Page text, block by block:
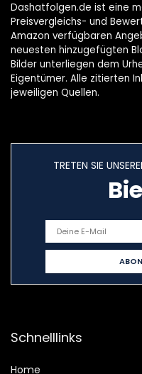
Dashatfolgen.de ist eine
Preisvergleichs- und
Amazon verfügbaren
neuesten hinzugefügten
Bilder unterliegen dem
Eigentümer. Alle zitierten
jeweiligen Quellen.
TRETEN SIE
Schnelllinks
Home